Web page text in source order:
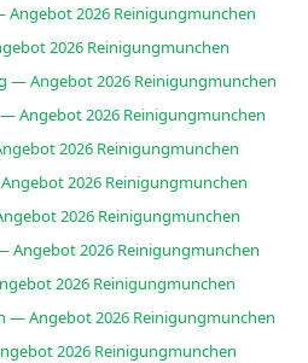
Praxisreinigung Ebersberg — Angebot 2026 Reinigungmunchen
Praxisreinigung Erding — Angebot 2026 Reinigungmunchen
Praxisreinigung Feldmoching — Angebot 2026 Reinigungmunchen
Praxisreinigung Forstenried — Angebot 2026 Reinigungmunchen
Praxisreinigung Freising — Angebot 2026 Reinigungmunchen
Praxisreinigung Garching — Angebot 2026 Reinigungmunchen
Praxisreinigung Gauting — Angebot 2026 Reinigungmunchen
Praxisreinigung Germering — Angebot 2026 Reinigungmunchen
Praxisreinigung Giesing — Angebot 2026 Reinigungmunchen
Praxisreinigung Glockenbach — Angebot 2026 Reinigungmunchen
Praxisreinigung Grafing — Angebot 2026 Reinigungmunchen